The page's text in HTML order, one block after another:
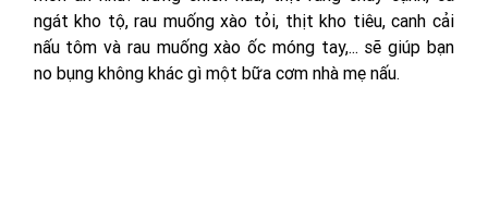
ngát kho tộ, rau muống xào tỏi, thịt kho tiêu, canh cải
nấu tôm và rau muống xào ốc móng tay,... sẽ giúp bạn
no bụng không khác gì một bữa cơm nhà mẹ nấu.